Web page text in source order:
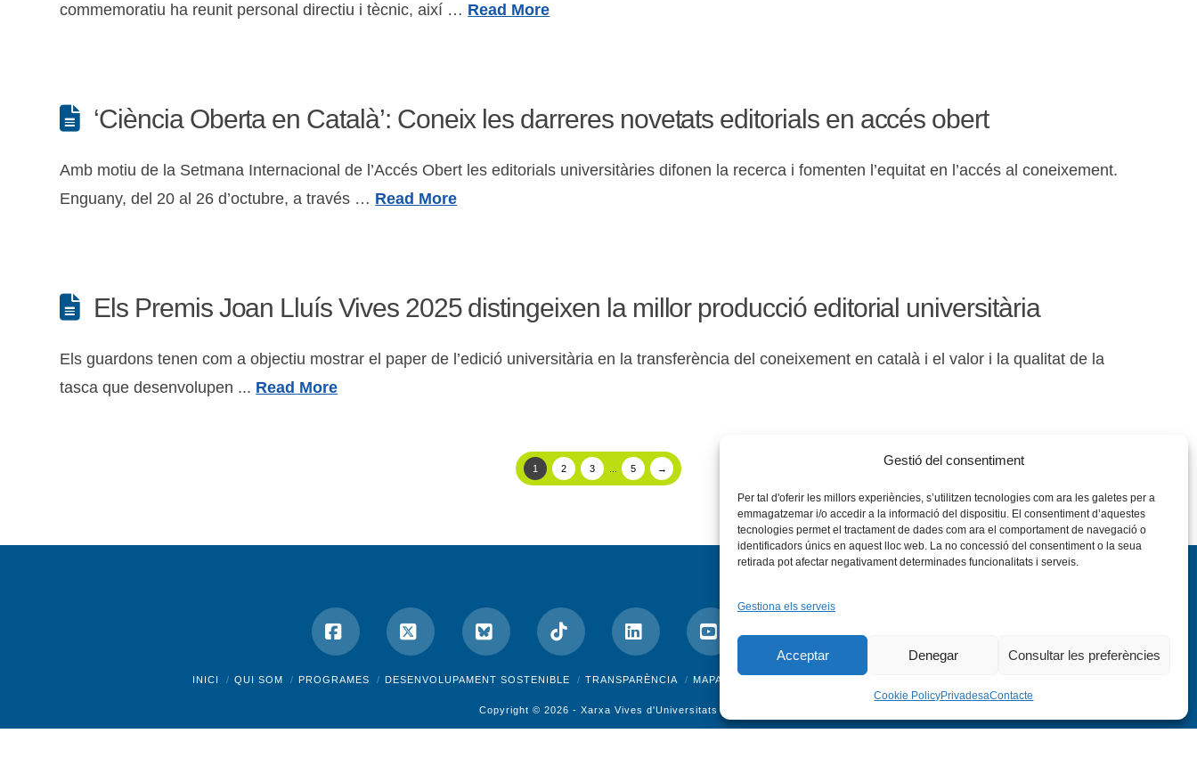
Gestió del consentiment
Per tal d'oferir les millors experiències, s’utilitzen tecnologies com ara les galetes per a
emmagatzemar i/o accedir a la informació del dispositiu. El consentiment d’aquestes
tecnologies permet el tractament de dades com ara el comportament de navegació o
identificadors únics en aquest lloc web. La no concessió del consentiment o la seua
retirada pot afectar negativament determinades funcionalitats i serveis.
Gestiona els serveis
Acceptar Denegar Consultar les preferències
Cookie PolicyPrivadesaContacte
commemoratiu ha reunit personal directiu i tècnic, així … Read More
‘Ciència Oberta en Català’: Coneix les darreres novetats editorials en accés obert
Amb motiu de la Setmana Internacional de l’Accés Obert les editorials universitàries difonen la recerca i fomenten l’equitat en l’accés al coneixement.
Enguany, del 20 al 26 d’octubre, a través … Read More
Els Premis Joan Lluís Vives 2025 distingeixen la millor producció editorial universitària
Els guardons tenen com a objectiu mostrar el paper de l’edició universitària en la transferència del coneixement en català i el valor i la qualitat de la
tasca que desenvolupen ... Read More
1 2 3 ... 5 →
Facebook
X Bluesky Tiktok LinkedInYouTubeInstagramFlickr
INICI QUI SOM PROGRAMES DESENVOLUPAMENT SOSTENIBLE TRANSPARÈNCIA MAPA DEL WEB
Copyright © 2026 - Xarxa Vives d'Universitats